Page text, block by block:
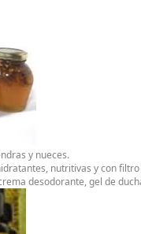
y nueces.
nutritivas y con
desodorante, gel de